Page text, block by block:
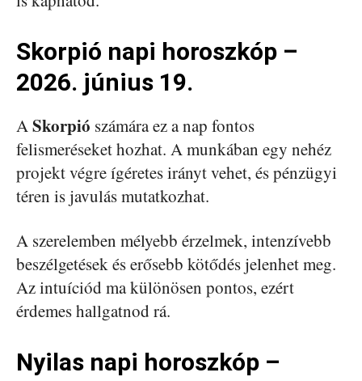
Skorpió napi horoszkóp –
2026. június 19.
ASkorpió számára ez a nap fontos
felismeréseket hozhat. A munkában egy nehéz
projekt végre ígéretes irányt vehet, és pénzügyi
téren is javulás mutatkozhat.
A szerelemben mélyebb érzelmek, intenzívebb
beszélgetések és erősebb kötődés jelenhet meg.
Az intuíciód ma különösen pontos, ezért
érdemes hallgatnod rá.
Nyilas napi horoszkóp –